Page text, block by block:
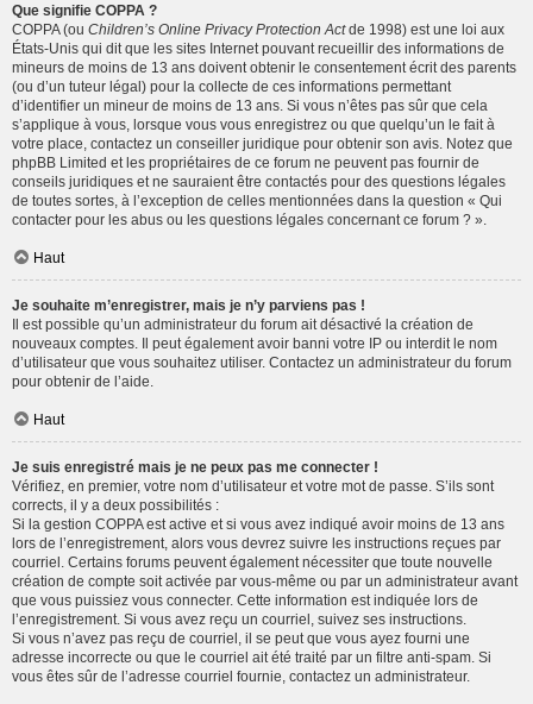
Que signifie COPPA ?
COPPA (ou Children’s Online Privacy Protection Actde 1998) est une loi aux
États-Unis qui dit que les sites Internet pouvant recueillir des informations de
mineurs de moins de 13 ans doivent obtenir le consentement écrit des parents
(ou d’un tuteur légal) pour la collecte de ces informations permettant
d’identifier un mineur de moins de 13 ans. Si vous n’êtes pas sûr que cela
s’applique à vous, lorsque vous vous enregistrez ou que quelqu’un le fait à
votre place, contactez un conseiller juridique pour obtenir son avis. Notez que
phpBB Limited et les propriétaires de ce forum ne peuvent pas fournir de
conseils juridiques et ne sauraient être contactés pour des questions légales
de toutes sortes, à l’exception de celles mentionnées dans la question « Qui
contacter pour les abus ou les questions légales concernant ce forum ? ».
Haut
Je souhaite m’enregistrer, mais je n’y parviens pas !
Il est possible qu’un administrateur du forum ait désactivé la création de
nouveaux comptes. Il peut également avoir banni votre IP ou interdit le nom
d’utilisateur que vous souhaitez utiliser. Contactez un administrateur du forum
pour obtenir de l’aide.
Haut
Je suis enregistré mais je ne peux pas me connecter !
Vérifiez, en premier, votre nom d’utilisateur et votre mot de passe. S’ils sont
corrects, il y a deux possibilités :
Si la gestion COPPA est active et si vous avez indiqué avoir moins de 13 ans
lors de l’enregistrement, alors vous devrez suivre les instructions reçues par
courriel. Certains forums peuvent également nécessiter que toute nouvelle
création de compte soit activée par vous-même ou par un administrateur avant
que vous puissiez vous connecter. Cette information est indiquée lors de
l’enregistrement. Si vous avez reçu un courriel, suivez ses instructions.
Si vous n’avez pas reçu de courriel, il se peut que vous ayez fourni une
adresse incorrecte ou que le courriel ait été traité par un filtre anti-spam. Si
vous êtes sûr de l’adresse courriel fournie, contactez un administrateur.